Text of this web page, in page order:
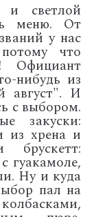
и светлой
меню. От
у нас
что
Официант
нибудь из
август". И
с выбором.
закуски:
из хрена и
гуакамоле,
Ну и куда
пал на